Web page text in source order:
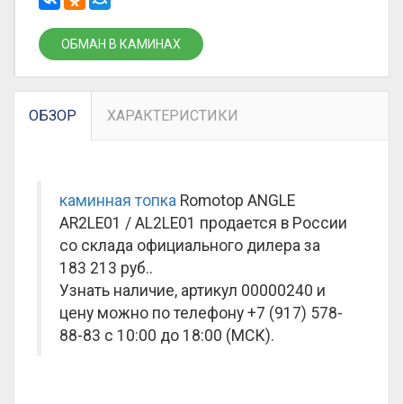
ОБМАН В КАМИНАХ
ОБЗОР ХАРАКТЕРИСТИКИ
каминная топка Romotop ANGLE
AR2LE01 / AL2LE01 продается в России
со склада официального дилера за
183 213 руб..
Узнать наличие, артикул 00000240 и
цену можно по телефону +7 (917) 578-
88-83 с 10:00 до 18:00 (МСК).